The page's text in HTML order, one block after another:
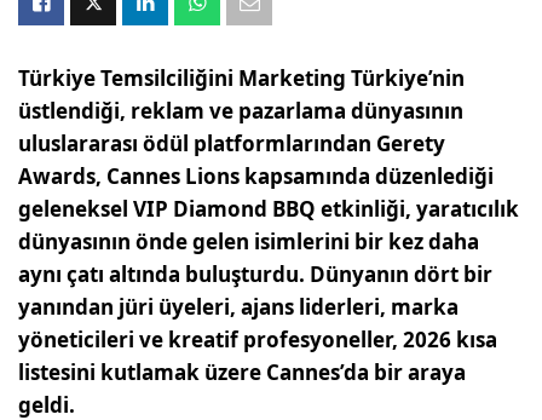
Türkiye Temsilciliğini Marketing Türkiye’nin
üstlendiği, reklam ve pazarlama dünyasının
uluslararası ödül platformlarından Gerety
Awards, Cannes Lions kapsamında düzenlediği
geleneksel VIP Diamond BBQ etkinliği, yaratıcılık
dünyasının önde gelen isimlerini bir kez daha
aynı çatı altında buluşturdu. Dünyanın dört bir
yanından jüri üyeleri, ajans liderleri, marka
yöneticileri ve kreatif profesyoneller, 2026 kısa
listesini kutlamak üzere Cannes’da bir araya
geldi.